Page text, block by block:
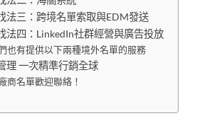
法三：跨境名單索取與EDM發送
法四：LinkedIn社群經營與廣告投放
也有提供以下兩種境外名單的服務
理 一次精準行銷全球
商名單歡迎聯絡！